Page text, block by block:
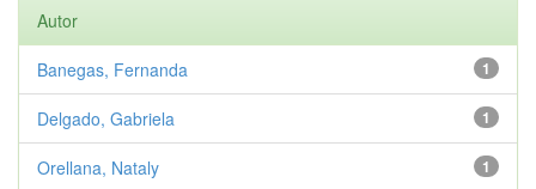
Autor
1
Banegas, Fernanda
1
Delgado, Gabriela
1
Orellana, Nataly